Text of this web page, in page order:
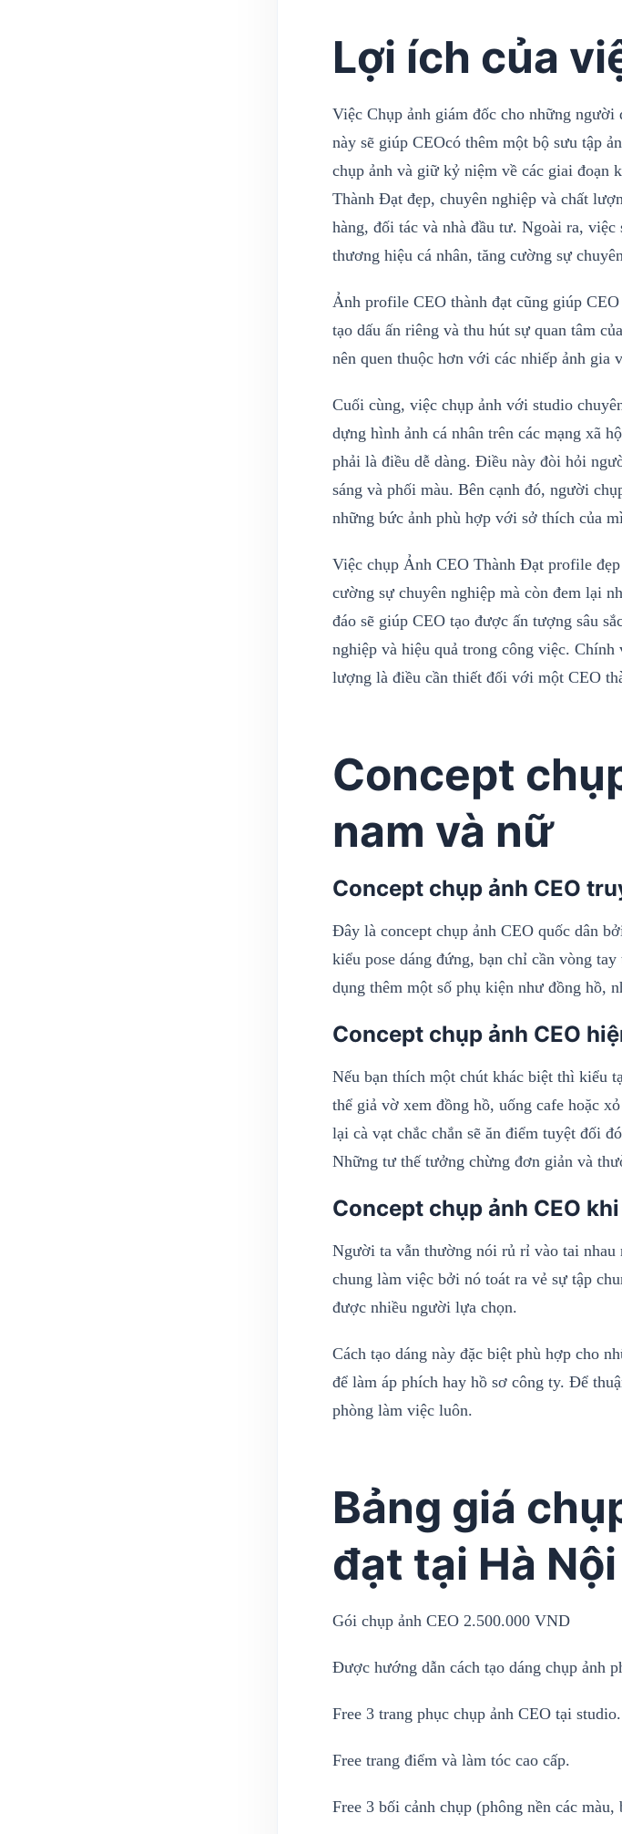
Lợi ích của
Việc Chụp ảnh giám đốc cho những
này sẽ giúp CEOcó thêm một bộ sưu tập
chụp ảnh và giữ kỷ niệm về các giai đoạn
Thành Đạt đẹp, chuyên nghiệp và chất
hàng, đối tác và nhà đầu tư. Ngoài ra,
thương hiệu cá nhân, tăng cường sự
Ảnh profile CEO thành đạt cũng giúp
tạo dấu ấn riêng và thu hút sự quan tâm
nên quen thuộc hơn với các nhiếp ảnh gia
Cuối cùng, việc chụp ảnh với studio
dựng hình ảnh cá nhân trên các mạng xã
phải là điều dễ dàng. Điều này đòi hỏi
sáng và phối màu. Bên cạnh đó, người
những bức ảnh phù hợp với sở thích của
Việc chụp Ảnh CEO Thành Đạt profile
cường sự chuyên nghiệp mà còn đem lại
đáo sẽ giúp CEO tạo được ấn tượng sâu
nghiệp và hiệu quả trong công việc.
lượng là điều cần thiết đối với một CEO
Concept
nam và nữ
Concept chụp ảnh CEO
Đây là concept chụp ảnh CEO quốc dân
kiểu pose dáng đứng, bạn chỉ cần vòng
dụng thêm một số phụ kiện như đồng hồ,
Concept chụp ảnh CEO
Nếu bạn thích một chút khác biệt thì kiểu
thể giả vờ xem đồng hồ, uống cafe hoặc
lại cà vạt chắc chắn sẽ ăn điểm tuyệt đối
Những tư thế tưởng chừng đơn giản và
Concept chụp ảnh CEO
Người ta vẫn thường nói rủ rỉ vào tai nhau
chung làm việc bởi nó toát ra vẻ sự tập
được nhiều người lựa chọn.
Cách tạo dáng này đặc biệt phù hợp cho
để làm áp phích hay hồ sơ công ty. Để
phòng làm việc luôn.
Bảng giá
đạt tại Hà Nội
Gói chụp ảnh CEO 2.500.000 VND
Được hướng dẫn cách tạo dáng chụp ảnh
Free 3 trang phục chụp ảnh CEO tại studio.
Free trang điểm và làm tóc cao cấp.
Free 3 bối cảnh chụp (phông nền các